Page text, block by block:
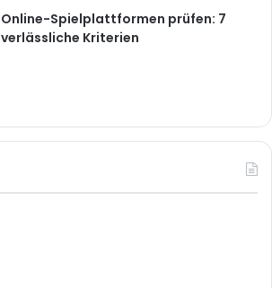
Online-Spielplattformen prüfen: 7
verlässliche Kriterien